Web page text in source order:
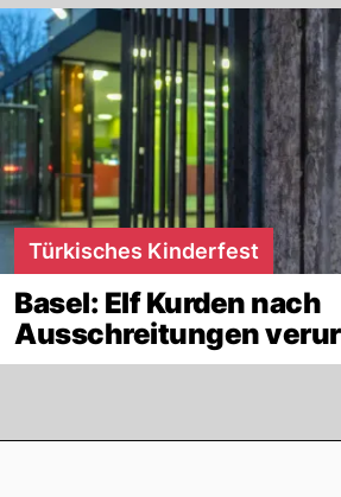
Türkisches Kinderfest
Basel: Elf Kurden nach
Ausschreitungen